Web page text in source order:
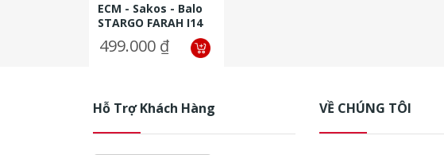
ECM - Sakos - Balo
STARGO FARAH I14
(Đỏ Phối Xám Chấm
Bi) - GBV005RDNG00
499.000 ₫
Hỗ Trợ Khách Hàng VỀ CHÚNG TÔI